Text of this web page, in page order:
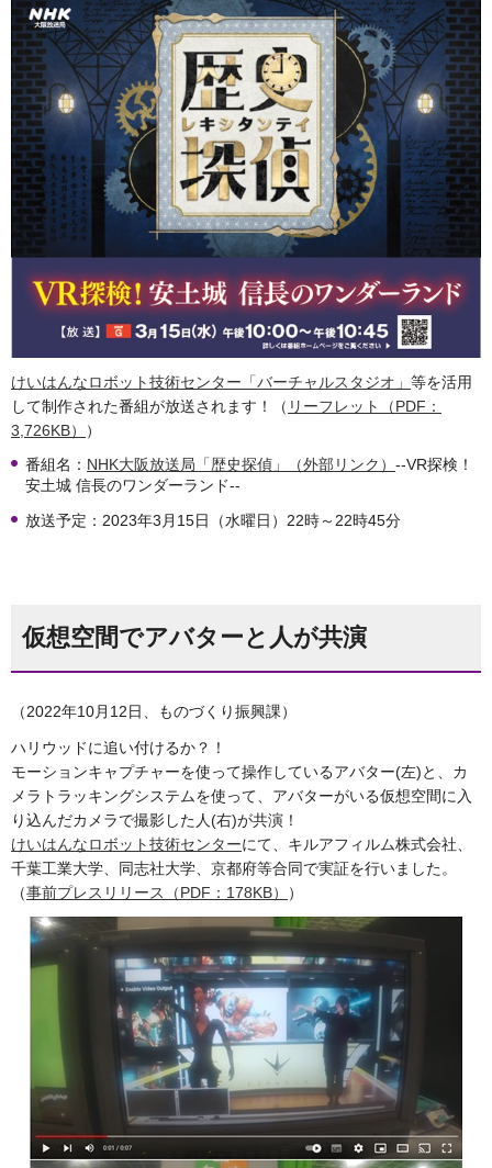
けいはんなロボット技術センター「バーチャルスタジオ」 等を活用
して制作された番組が放送されます！（ リーフレット（PDF：
3,726KB）
）
番組名： NHK大阪放送局「歴史探偵」（外部リンク） --VR探検！
安土城 信長のワンダーランド--
放送予定：2023年3月15日（水曜日）22時～22時45分
仮想空間でアバターと人が共演
（2022年10月12日、ものづくり振興課）
ハリウッドに追い付けるか？！
モーションキャプチャーを使って操作しているアバター(左)と、カ
メラトラッキングシステムを使って、アバターがいる仮想空間に入
り込んだカメラで撮影した人(右)が共演！
けいはんなロボット技術センターにて、キルアフィルム株式会社、
千葉工業大学、同志社大学、京都府等合同で実証を行いました。
（事前プレスリリース（PDF：178KB） ）